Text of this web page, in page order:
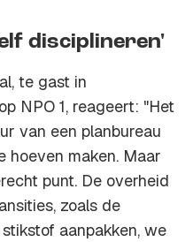
disciplineren'
te gast in
NPO 1, reageert: "Het
van een planbureau
hoeven maken. Maar
punt. De overheid
zoals de
aanpakken, we